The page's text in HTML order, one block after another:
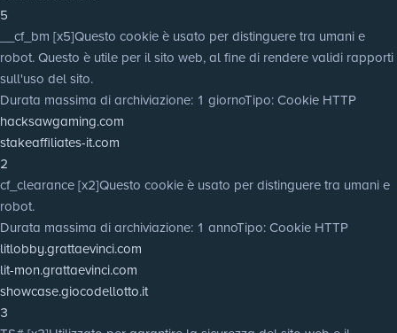
5
__cf_bm [x5]Questo cookie è usato per distinguere tra umani e
robot. Questo è utile per il sito web, al fine di rendere validi rapporti
sull'uso del sito.
Durata massima di archiviazione: 1 giornoTipo: Cookie HTTP
hacksawgaming.com
stakeaffiliates-it.com
2
cf_clearance [x2]Questo cookie è usato per distinguere tra umani e
robot.
Durata massima di archiviazione: 1 annoTipo: Cookie HTTP
litlobby.grattaevinci.com
lit-mon.grattaevinci.com
showcase.giocodellotto.it
3